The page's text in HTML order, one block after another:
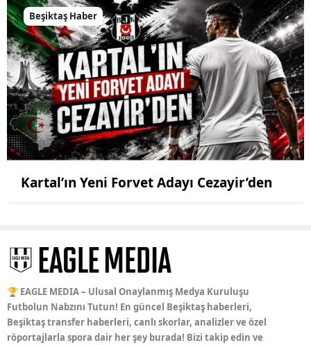
Beşiktaş Haber
Kartal’ın Yeni Forvet Adayı Cezayir’den
🏆 EAGLE MEDIA – Ulusal Onaylanmış Medya Kuruluşu
Futbolun Nabzını Tutun! En güncel Beşiktaş haberleri,
Beşiktaş transfer haberleri, canlı skorlar, analizler ve özel
röportajlarla spora dair her şey burada! Bizi takip edin ve